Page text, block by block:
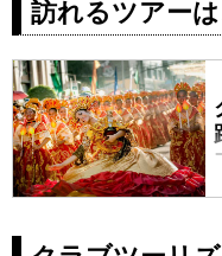
訪れるツアー